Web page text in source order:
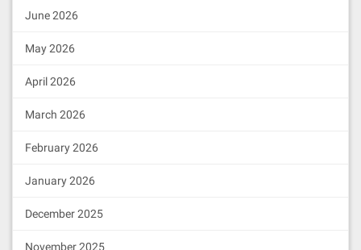
June 2026
May 2026
April 2026
March 2026
February 2026
January 2026
December 2025
November 2025